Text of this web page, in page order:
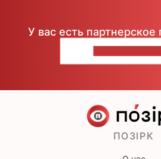
У вас есть
ПОЗІРК